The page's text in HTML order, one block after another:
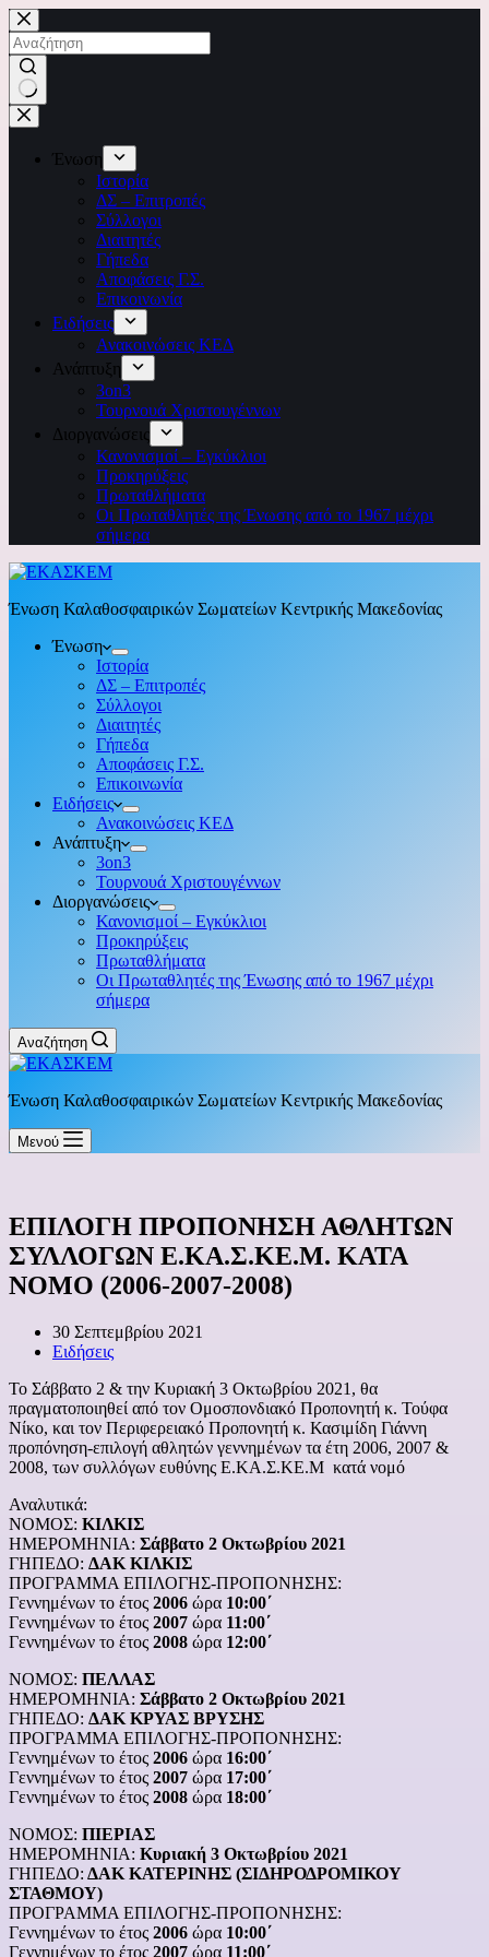
Μετάβαση
στο
περιεχόμενο
No
results
Ένωση
Ιστορία
ΔΣ – Επιτροπές
Σύλλογοι
Διαιτητές
Γήπεδα
Αποφάσεις Γ.Σ.
Επικοινωνία
Ειδήσεις
Ανακοινώσεις ΚΕΔ
Ανάπτυξη
3on3
Τουρνουά Χριστουγέννων
Διοργανώσεις
Κανονισμοί – Εγκύκλιοι
Προκηρύξεις
Πρωταθλήματα
Οι Πρωταθλητές της Ένωσης από το 1967 μέχρι
σήμερα
Ένωση Καλαθοσφαιρικών Σωματείων Κεντρικής Μακεδονίας
Ένωση
Ιστορία
ΔΣ – Επιτροπές
Σύλλογοι
Διαιτητές
Γήπεδα
Αποφάσεις Γ.Σ.
Επικοινωνία
Ειδήσεις
Ανακοινώσεις ΚΕΔ
Ανάπτυξη
3on3
Τουρνουά Χριστουγέννων
Διοργανώσεις
Κανονισμοί – Εγκύκλιοι
Προκηρύξεις
Πρωταθλήματα
Οι Πρωταθλητές της Ένωσης από το 1967 μέχρι
σήμερα
Αναζήτηση
Ένωση Καλαθοσφαιρικών Σωματείων Κεντρικής Μακεδονίας
Μενού
ΕΠΙΛΟΓΗ ΠΡΟΠΟΝΗΣΗ ΑΘΛΗΤΩΝ
ΣΥΛΛΟΓΩΝ Ε.ΚΑ.Σ.ΚΕ.Μ. KATA
ΝΟΜO (2006-2007-2008)
30 Σεπτεμβρίου 2021
Ειδήσεις
Το Σάββατο 2 & την Κυριακή 3 Οκτωβρίου 2021, θα
πραγματοποιηθεί από τον Ομοσπονδιακό Προπονητή κ. Τούφα
Νίκο, και τον Περιφερειακό Προπονητή κ. Κασιμίδη Γιάννη
προπόνηση-επιλογή αθλητών γεννημένων τα έτη 2006, 2007 &
2008, των συλλόγων ευθύνης Ε.ΚΑ.Σ.ΚΕ.Μ κατά νομό
Αναλυτικά:
ΝΟΜΟΣ: ΚΙΛΚΙΣ
ΗΜΕΡΟΜΗΝΙΑ: Σάββατο 2 Οκτωβρίου 2021
ΓΗΠΕΔΟ: ΔΑΚ ΚΙΛΚΙΣ
ΠΡΟΓΡΑΜΜΑ ΕΠΙΛΟΓΗΣ-ΠΡΟΠΟΝΗΣΗΣ:
Γεννημένων το έτος 2006 ώρα 10:00΄
Γεννημένων το έτος 2007 ώρα 11:00΄
Γεννημένων το έτος 2008 ώρα 12:00΄
ΝΟΜΟΣ: ΠΕΛΛΑΣ
ΗΜΕΡΟΜΗΝΙΑ: Σάββατο 2 Οκτωβρίου 2021
ΓΗΠΕΔΟ: ΔΑΚ ΚΡΥΑΣ ΒΡΥΣΗΣ
ΠΡΟΓΡΑΜΜΑ ΕΠΙΛΟΓΗΣ-ΠΡΟΠΟΝΗΣΗΣ:
Γεννημένων το έτος 2006 ώρα 16:00΄
Γεννημένων το έτος 2007 ώρα 17:00΄
Γεννημένων το έτος 2008 ώρα 18:00΄
ΝΟΜΟΣ: ΠΙΕΡΙΑΣ
ΗΜΕΡΟΜΗΝΙΑ: Κυριακή 3 Οκτωβρίου 2021
ΓΗΠΕΔΟ: ΔΑΚ ΚΑΤΕΡΙΝΗΣ (ΣΙΔΗΡΟΔΡΟΜΙΚΟΥ
ΣΤΑΘΜΟΥ)
ΠΡΟΓΡΑΜΜΑ ΕΠΙΛΟΓΗΣ-ΠΡΟΠΟΝΗΣΗΣ:
Γεννημένων το έτος 2006 ώρα 10:00΄
Γεννημένων το έτος 2007 ώρα 11:00΄